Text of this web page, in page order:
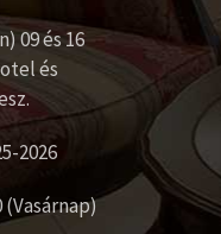
09 és 16
és
2026
(Vasárnap)